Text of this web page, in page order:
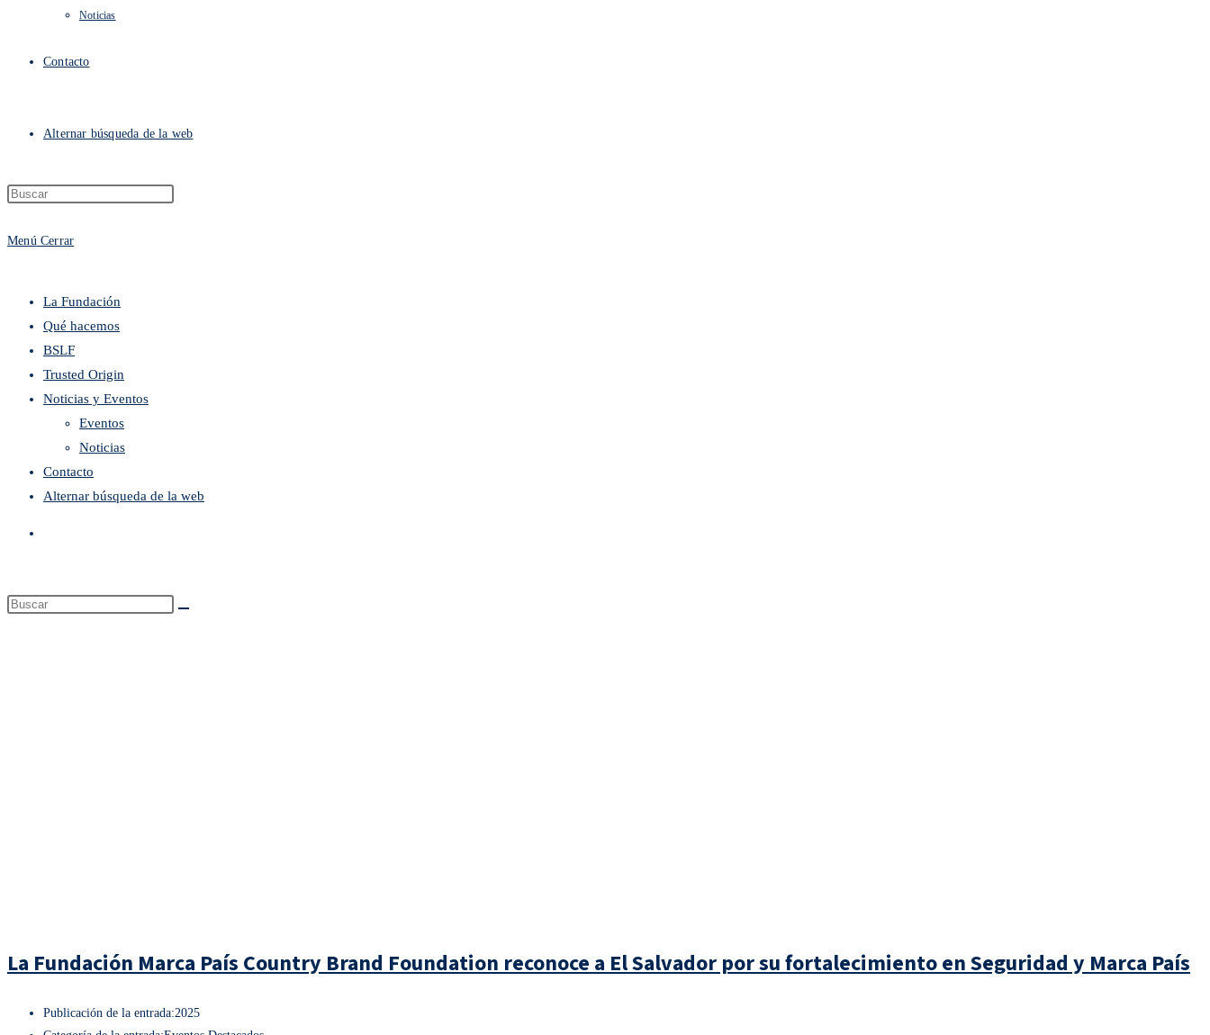
Noticias
Contacto
Alternar búsqueda de la web
Menú Cerrar
La Fundación
Qué hacemos
BSLF
Trusted Origin
Noticias y Eventos
Eventos
Noticias
Contacto
Alternar búsqueda de la web
La Fundación Marca País Country Brand Foundation reconoce a El Salvador por su fortalecimiento en Seguridad y Marca País
Publicación de la entrada:2025